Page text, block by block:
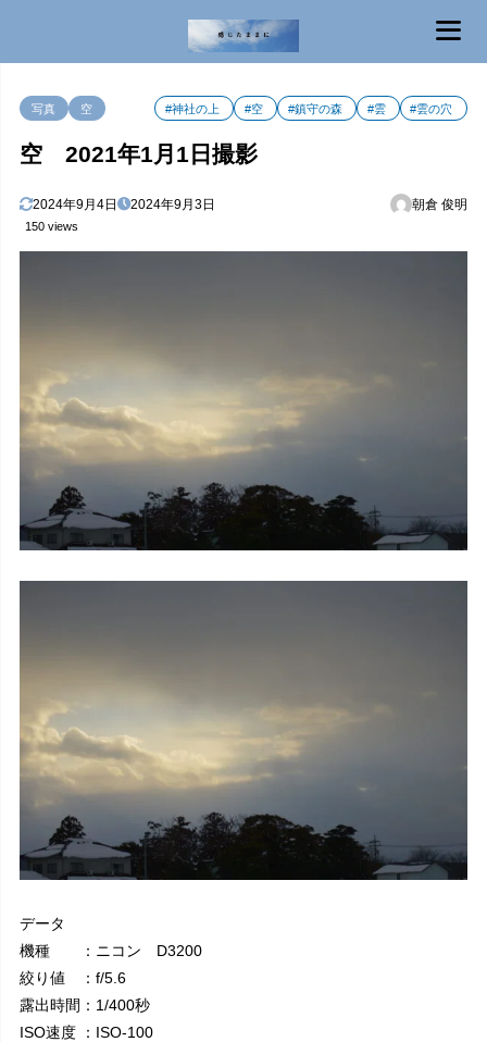
写真 空 #神社の上 #空 #鎮守の森 #雲 #雲の穴
空 2021年1月1日撮影
2024年9月4日 2024年9月3日 朝倉 俊明
150 views
データ
機種 ：ニコン D3200
絞り値 ：f/5.6
露出時間：1/400秒
ISO速度 ：ISO-100